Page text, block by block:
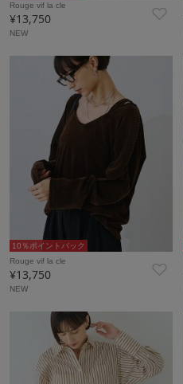
Rouge vif la cle
¥13,750
NEW
10％ポイントバック
Rouge vif la cle
¥13,750
NEW